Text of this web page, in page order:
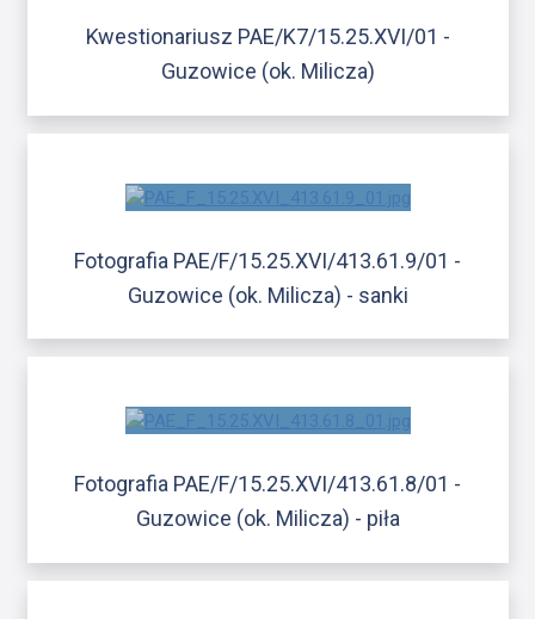
Kwestionariusz PAE/K7/15.25.XVI/01 -
Guzowice (ok. Milicza)
Fotografia PAE/F/15.25.XVI/413.61.9/01 -
Guzowice (ok. Milicza) - sanki
Fotografia PAE/F/15.25.XVI/413.61.8/01 -
Guzowice (ok. Milicza) - piła